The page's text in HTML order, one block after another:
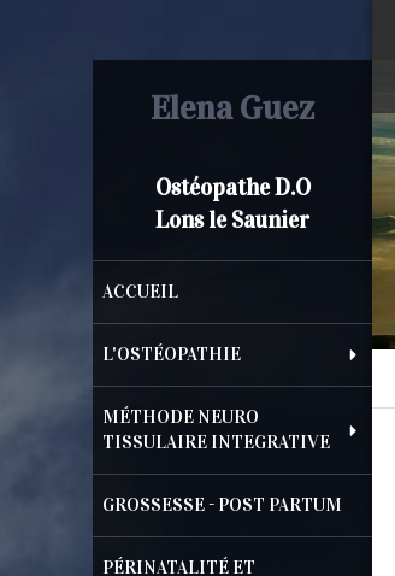
Elena Guez
Ostéopathe D.O
Lons le Saunier
ACCUEIL
L'OSTÉOPATHIE
MÉTHODE NEURO
TISSULAIRE INTEGRATIVE
GROSSESSE - POST PARTUM
PÉRINATALITÉ ET